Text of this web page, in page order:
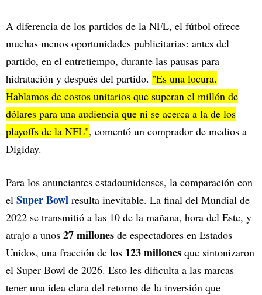
A diferencia de los partidos de la NFL, el fútbol ofrece
muchas menos oportunidades publicitarias: antes del
partido, en el entretiempo, durante las pausas para
hidratación y después del partido. "Es una locura.
Hablamos de costos unitarios que superan el millón de
dólares para una audiencia que ni se acerca a la de los
playoffs de la NFL", comentó un comprador de medios a
Digiday.
Para los anunciantes estadounidenses, la comparación con
el Super Bowl resulta inevitable. La final del Mundial de
2022 se transmitió a las 10 de la mañana, hora del Este, y
atrajo a unos 27 millones de espectadores en Estados
Unidos, una fracción de los 123 millones que sintonizaron
el Super Bowl de 2026. Esto les dificulta a las marcas
tener una idea clara del retorno de la inversión que